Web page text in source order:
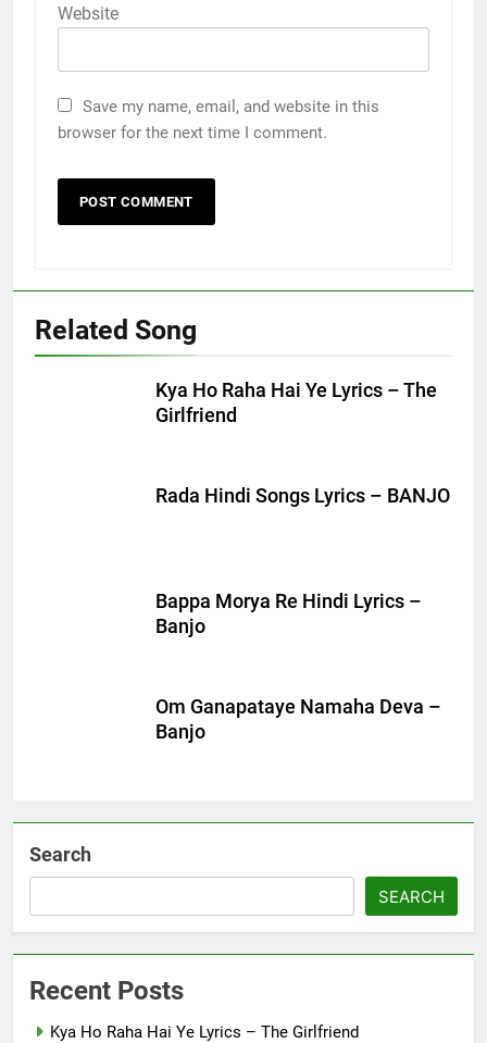
Website
Save my name, email, and website in this
browser for the next time I comment.
Related Song
Kya Ho Raha Hai Ye Lyrics – The
Girlfriend
Rada Hindi Songs Lyrics – BANJO
Bappa Morya Re Hindi Lyrics –
Banjo
Om Ganapataye Namaha Deva –
Banjo
Search
SEARCH
Recent Posts
Kya Ho Raha Hai Ye Lyrics – The Girlfriend